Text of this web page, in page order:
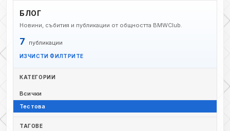
БЛОГ
Новини, събития и публикации от общността BMWClub.
7 публикации
ИЗЧИСТИ ФИЛТРИТЕ
КАТЕГОРИИ
Всички
Тестова
ТАГОВЕ